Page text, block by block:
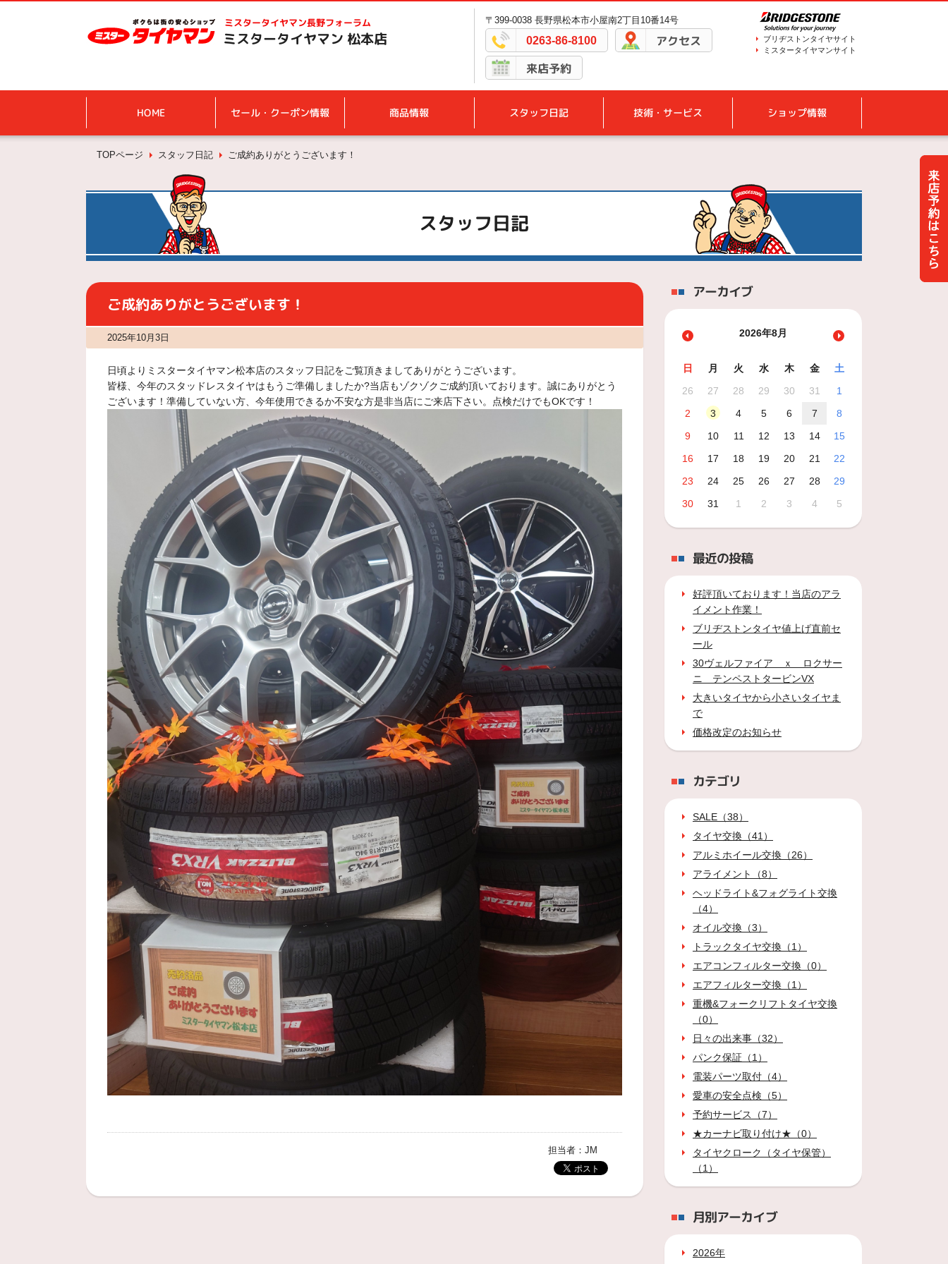
ミスタータイヤマン長野フォーラム
ミスタータイヤマン 松本店
〒399-0038 長野県松本市小屋南2丁目10番14号
0263-86-8100 アクセス
来店予約
ブリヂストンタイヤサイト
ミスタータイヤマンサイト
HOME セール・クーポン情報 商品情報 スタッフ日記 技術・サービス ショップ情報
TOPページ スタッフ日記 ご成約ありがとうございます！
スタッフ日記
ご成約ありがとうございます！
2025年10月3日
日頃よりミスタータイヤマン松本店のスタッフ日記をご覧頂きましてありがとうございます。
皆様、今年のスタッドレスタイヤはもうご準備しましたか?当店もゾクゾクご成約頂いております。誠にありがとう
ございます！準備していない方、今年使用できるか不安な方是非当店にご来店下さい。点検だけでもOKです！
担当者：JM
アーカイブ
2026年8月
日 月 火 水 木 金
土
26
27 28 29 30 31
1
2
3 4 5 6 7
8
9
10 11 12 13 14
15
16
17 18 19 20 21
22
23
24 25 26 27 28
29
30
31 1 2 3 4 5
最近の投稿
好評頂いております！当店のアラ
イメント作業！
ブリヂストンタイヤ値上げ直前セ
ール
30ヴェルファイア ｘ ロクサー
ニ テンペストタービンVX
大きいタイヤから小さいタイヤま
で
価格改定のお知らせ
カテゴリ
SALE（38）
タイヤ交換（41）
アルミホイール交換（26）
アライメント（8）
ヘッドライト&フォグライト交換
（4）
オイル交換（3）
トラックタイヤ交換（1）
エアコンフィルター交換（0）
エアフィルター交換（1）
重機&フォークリフトタイヤ交換
（0）
日々の出来事（32）
パンク保証（1）
電装パーツ取付（4）
愛車の安全点検（5）
予約サービス（7）
★カーナビ取り付け★（0）
タイヤクローク（タイヤ保管）
（1）
月別アーカイブ
2026年